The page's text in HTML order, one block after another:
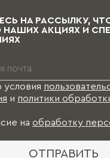
НА РАССЫЛКУ,
НАШИХ АКЦИЯХ И
и политики
на обработку
ОТПРАВИТЬ